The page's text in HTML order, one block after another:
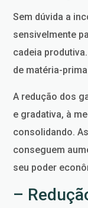
Sem dúvida a
sensivelmente
cadeia
de matéria-
A redução dos
e gradativa, à
consolidando.
conseguem
seu poder
–